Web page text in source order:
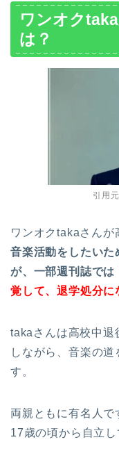
ワンオク
は？
引用
ワンオクtakaさんが
音楽活動をしたいた
が、一部週刊誌では
覚して、退学処分に
takaさんは高校中退
しながら、音楽の
す。
両親ともに有名人で
17歳の頃から自立し